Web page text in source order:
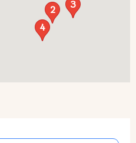
2
3
4